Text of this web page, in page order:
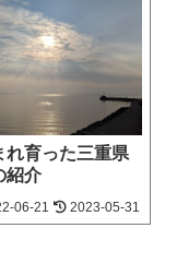
れ育った三重県
紹介
21 2023‐05-31